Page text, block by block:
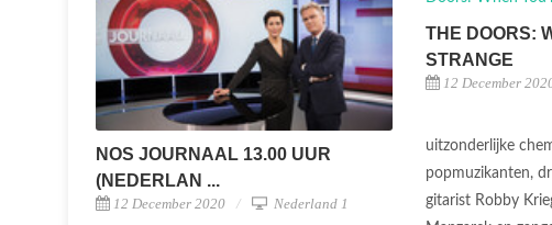
NOS JOURNAAL 13.00 UUR
(NEDERLAN ...
12 December 2020 Nederland 1
THE DOORS:
STRANGE
12 December
uitzonderlijke
popmuzikanten,
gitarist Robby